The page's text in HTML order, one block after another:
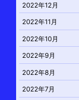
2022年12月
2022年11月
2022年10月
2022年9月
2022年8月
2022年7月